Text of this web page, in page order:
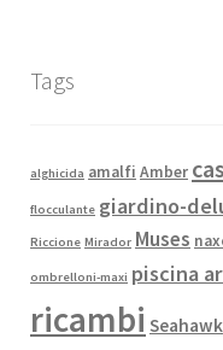
Tags
alghicida amalfi Amber
flocculante giardino-
Riccione Mirador Muses
ombrelloni-maxi piscina
ricambi Seahawk